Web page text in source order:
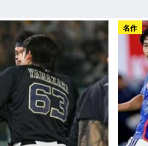
名作